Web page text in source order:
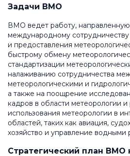
Задачи ВМО
ВМО ведет работу,
международному сотрудничеству
и предоставления
быстрому обмену
стандартизации
налаживанию сотрудничества
метеорологическими и
а также на поощрение
кадров в области метеорологии
использования метеорологии в
областей, таких как авиация,
хозяйство и управление водными
Стратегический план ВМО